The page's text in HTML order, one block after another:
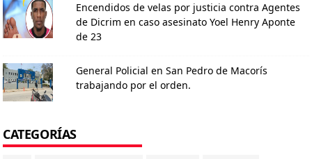
Encendidos de velas por justicia contra Agentes
de Dicrim en caso asesinato Yoel Henry Aponte
de 23
General Policial en San Pedro de Macorís
trabajando por el orden.
CATEGORÍAS